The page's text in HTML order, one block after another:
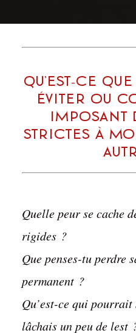
Qu’est-ce
éviter ou
imposant
strictes à
Quelle peur se cache
rigides ?
Que penses-tu perdre
permanent ?
Qu’est-ce qui
lâchais un peu de lest